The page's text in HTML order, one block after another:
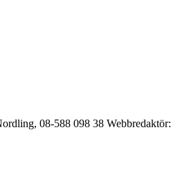
08-588 098 38 Webbredaktör: